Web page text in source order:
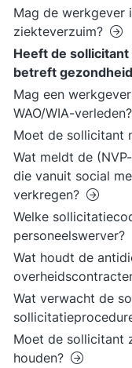
Mag de werkgever
ziekteverzuim?
Heeft de
betreft
Mag een
WAO/WIA-verleden?
Moet de sollicitant
Wat meldt de
die vanuit social
verkregen?
Welke
personeelswerver?
Wat houdt de
Wat verwacht de
Moet de sollicitant
houden?